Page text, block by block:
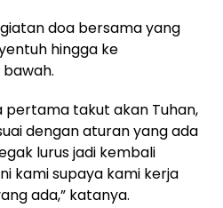
doa bersama yang
hingga ke
pertama takut akan Tuhan,
dengan aturan yang ada
lurus jadi kembali
kami supaya kami kerja
ada,” katanya.